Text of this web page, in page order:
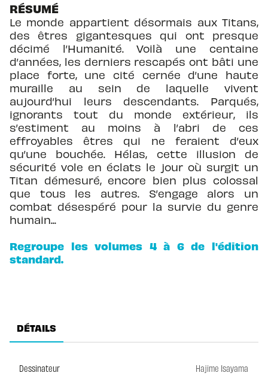
RÉSUMÉ
Le monde appartient désormais aux Titans,
des êtres gigantesques qui ont presque
décimé l’Humanité. Voilà une centaine
d’années, les derniers rescapés ont bâti une
place forte, une cité cernée d’une haute
muraille au sein de laquelle vivent
aujourd’hui leurs descendants. Parqués,
ignorants tout du monde extérieur, ils
s’estiment au moins à l’abri de ces
effroyables êtres qui ne feraient d’eux
qu’une bouchée. Hélas, cette illusion de
sécurité vole en éclats le jour où surgit un
Titan démesuré, encore bien plus colossal
que tous les autres. S’engage alors un
combat désespéré pour la survie du genre
humain...
Regroupe les volumes 4 à 6 de l'édition
standard.
DÉTAILS
Dessinateur
Hajime Isayama